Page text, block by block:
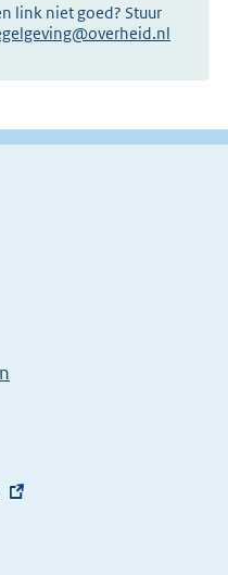
link niet goed? Stuur